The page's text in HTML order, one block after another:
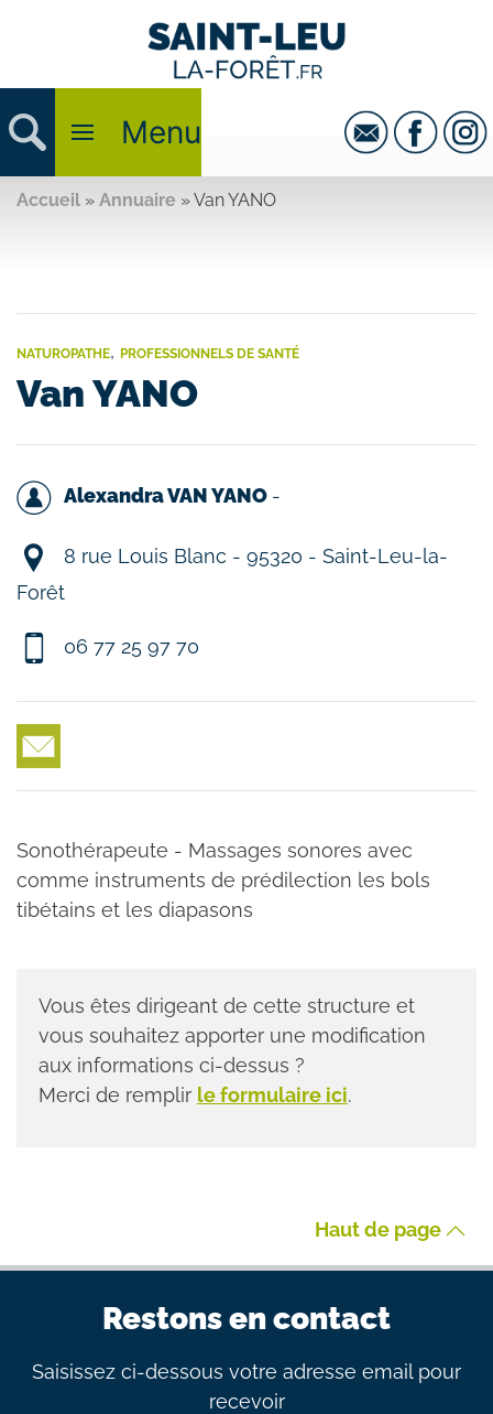
Menu
Accueil » Annuaire »Van YANO
NATUROPATHE, PROFESSIONNELS DE SANTÉ
Van YANO
Alexandra VAN YANO -
8 rue Louis Blanc - 95320 - Saint-Leu-la-
Forêt
06 77 25 97 70
Sonothérapeute - Massages sonores avec
comme instruments de prédilection les bols
tibétains et les diapasons
Vous êtes dirigeant de cette structure et
vous souhaitez apporter une modification
aux informations ci-dessus ?
Merci de remplir le formulaire ici.
Haut de page
Restons en contact
Saisissez ci-dessous votre adresse email pour
recevoir